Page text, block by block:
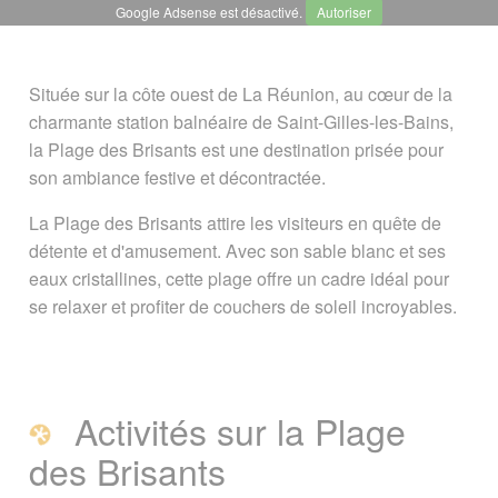
Gilles-les-Bains
Activités sur la Plage des Brisants
Excursions au départ de la Plage des
Brisants
Accès à la plage des Brisants
A voir également
Google Adsense est désactivé. Autoriser
Située sur la côte ouest de La Réunion, au cœur de la
charmante station balnéaire de Saint-Gilles-les-Bains,
la Plage des Brisants est une destination prisée pour
son ambiance festive et décontractée.
La Plage des Brisants attire les visiteurs en quête de
détente et d'amusement. Avec son sable blanc et ses
eaux cristallines, cette plage offre un cadre idéal pour
se relaxer et profiter de couchers de soleil incroyables.
Activités sur la Plage
des Brisants